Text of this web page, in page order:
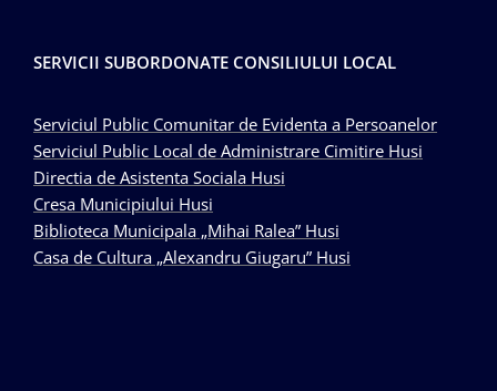
SERVICII SUBORDONATE CONSILIULUI LOCAL
Serviciul Public Comunitar de Evidenta a Persoanelor
Serviciul Public Local de Administrare Cimitire Husi
Directia de Asistenta Sociala Husi
Cresa Municipiului Husi
Biblioteca Municipala „Mihai Ralea” Husi
Casa de Cultura „Alexandru Giugaru” Husi